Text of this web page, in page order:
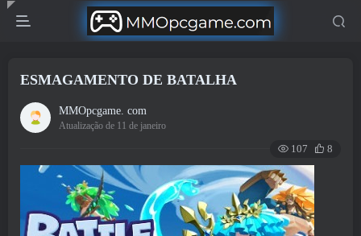
ESMAGAMENTO DE BATALHA
MMOpcgame. com
Atualização de 11 de janeiro
107 8